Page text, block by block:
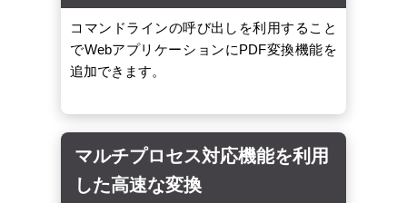
コマンドラインの呼び出しを利用すること
でWebアプリケーションにPDF変換機能を
追加できます。
マルチプロセス対応機能を利用
した高速な変換